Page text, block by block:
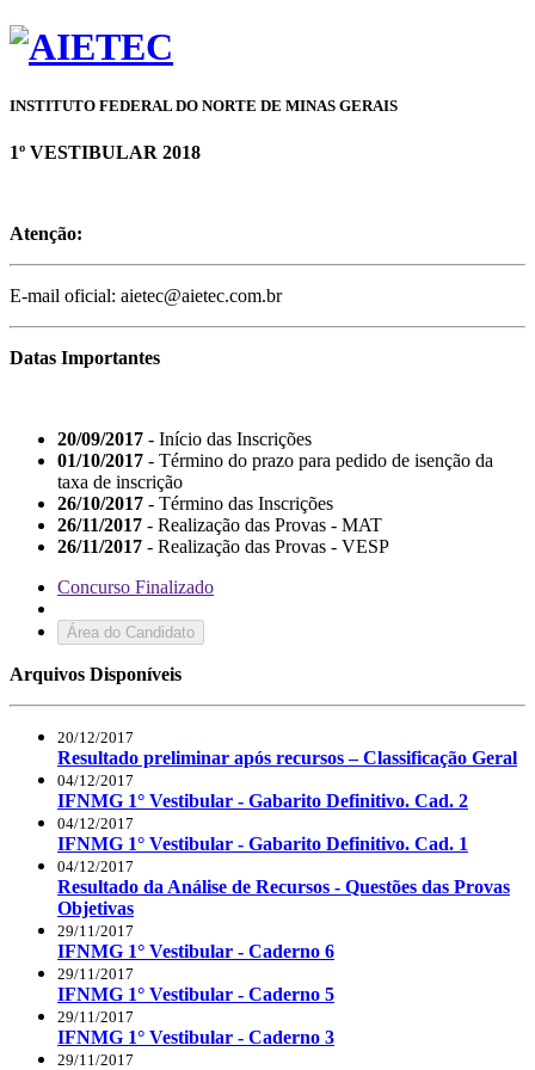
INSTITUTO FEDERAL DO NORTE DE MINAS GERAIS
1º VESTIBULAR 2018
Atenção:
E-mail oficial: aietec@aietec.com.br
Datas Importantes
20/09/2017 - Início das Inscrições
01/10/2017 - Término do prazo para pedido de isenção da
taxa de inscrição
26/10/2017 - Término das Inscrições
26/11/2017 - Realização das Provas - MAT
26/11/2017 - Realização das Provas - VESP
Concurso Finalizado
Área do Candidato
Arquivos Disponíveis
20/12/2017
Resultado preliminar após recursos – Classificação Geral
04/12/2017
IFNMG 1° Vestibular - Gabarito Definitivo. Cad. 2
04/12/2017
IFNMG 1° Vestibular - Gabarito Definitivo. Cad. 1
04/12/2017
Resultado da Análise de Recursos - Questões das Provas
Objetivas
29/11/2017
IFNMG 1° Vestibular - Caderno 6
29/11/2017
IFNMG 1° Vestibular - Caderno 5
29/11/2017
IFNMG 1° Vestibular - Caderno 3
29/11/2017